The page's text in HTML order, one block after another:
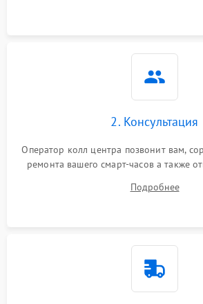
2. Консультация
Оператор колл центра позвонит вам,
ремонта вашего смарт-часов а также
Подробнее